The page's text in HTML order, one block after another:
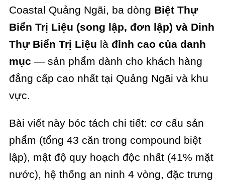
Coastal Quảng Ngãi, ba dòng Biệt Thự
Biển Trị Liệu (song lập, đơn lập) và Dinh
Thự Biển Trị Liệu là đỉnh cao của danh
mục — sản phẩm dành cho khách hàng
đẳng cấp cao nhất tại Quảng Ngãi và khu
vực.
Bài viết này bóc tách chi tiết: cơ cấu sản
phẩm (tổng 43 căn trong compound biệt
lập), mật độ quy hoạch độc nhất (41% mặt
nước), hệ thống an ninh 4 vòng, đặc trưng